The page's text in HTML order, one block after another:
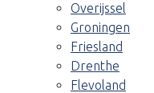
Overijssel
Groningen
Friesland
Drenthe
Flevoland